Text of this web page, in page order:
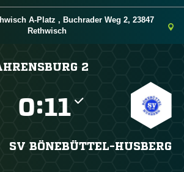
A-Platz , Buchrader Weg 2, 23847
Rethwisch
2
:
SV BÖNEBÜTTEL-HUSBERG